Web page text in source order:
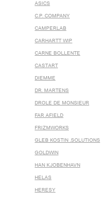
ASICS
C.P. COMPANY
CAMPERLAB
CARHARTT WIP
CARNE BOLLENTE
CASTART
DIEMME
DR. MARTENS
DROLE DE MONSIEUR
FAR AFIELD
FRIZMWORKS
GLEB KOSTIN .SOLUTIONS
GOLDWIN
HAN KJOBENHAVN
HELAS
HERESY